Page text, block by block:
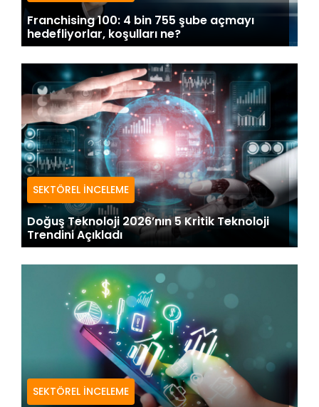
Franchising 100: 4 bin 755 şube açmayı
hedefliyorlar, koşulları ne?
SEKTÖREL İNCELEME
Doğuş Teknoloji 2026’nın 5 Kritik Teknoloji
Trendini Açıkladı
SEKTÖREL İNCELEME